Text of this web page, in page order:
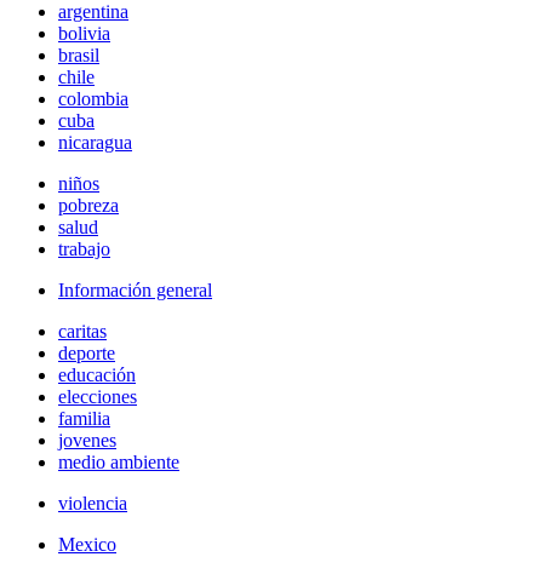
argentina
bolivia
brasil
chile
colombia
cuba
nicaragua
niños
pobreza
salud
trabajo
Información general
caritas
deporte
educación
elecciones
familia
jovenes
medio ambiente
violencia
Mexico